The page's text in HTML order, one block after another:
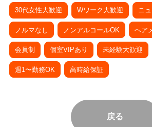
30代女性大歓迎 Wワーク大歓迎 ニ
ノルマなし ノンアルコールOK ヘア
会員制 個室VIPあり 未経験大歓迎
週1〜勤務OK 高時給保証
戻る